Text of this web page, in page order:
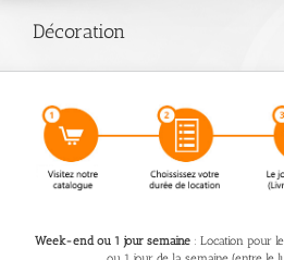
Nos
A propos
Décoration
Week-end ou 1 jour semaine: Location pour